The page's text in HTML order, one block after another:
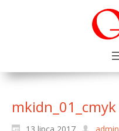
mkidn_01_cmyk